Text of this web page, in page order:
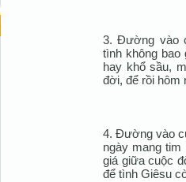
3. Đường vào
tình không bao
hay khổ sầu,
đời, để rồi hôm
4. Đường vào
ngày mang
giá giữa cuộc
để tình Giêsu